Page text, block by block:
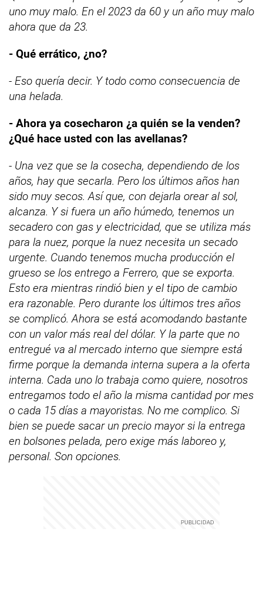
uno muy malo. En el 2023 da 60 y un año muy malo
ahora que da 23.
- Qué errático, ¿no?
- Eso quería decir. Y todo como consecuencia de
una helada.
- Ahora ya cosecharon ¿a quién se la venden?
¿Qué hace usted con las avellanas?
- Una vez que se la cosecha, dependiendo de los
años, hay que secarla. Pero los últimos años han
sido muy secos. Así que, con dejarla orear al sol,
alcanza. Y si fuera un año húmedo, tenemos un
secadero con gas y electricidad, que se utiliza más
para la nuez, porque la nuez necesita un secado
urgente. Cuando tenemos mucha producción el
grueso se los entrego a Ferrero, que se exporta.
Esto era mientras rindió bien y el tipo de cambio
era razonable. Pero durante los últimos tres años
se complicó. Ahora se está acomodando bastante
con un valor más real del dólar. Y la parte que no
entregué va al mercado interno que siempre está
firme porque la demanda interna supera a la oferta
interna. Cada uno lo trabaja como quiere, nosotros
entregamos todo el año la misma cantidad por mes
o cada 15 días a mayoristas. No me complico. Si
bien se puede sacar un precio mayor si la entrega
en bolsones pelada, pero exige más laboreo y,
personal. Son opciones.